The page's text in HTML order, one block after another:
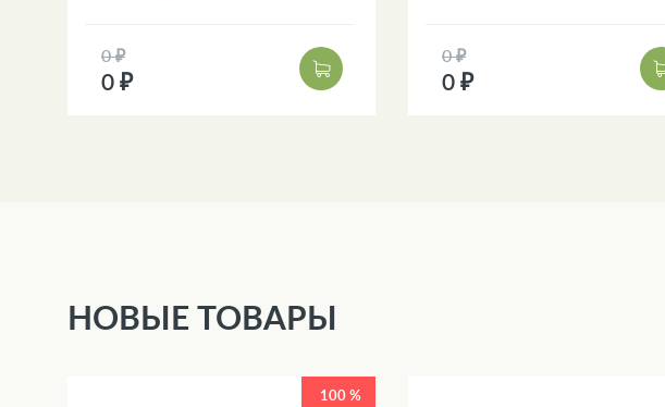
0 ₽
0 ₽
0 ₽
0 ₽
НОВЫЕ ТОВАРЫ
100 %